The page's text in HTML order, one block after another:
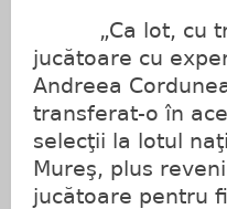
„Ca lot, cu
jucătoare cu
Andreea
transferat-o în
selecţii la lotul
Mureş, plus
jucătoare pentru